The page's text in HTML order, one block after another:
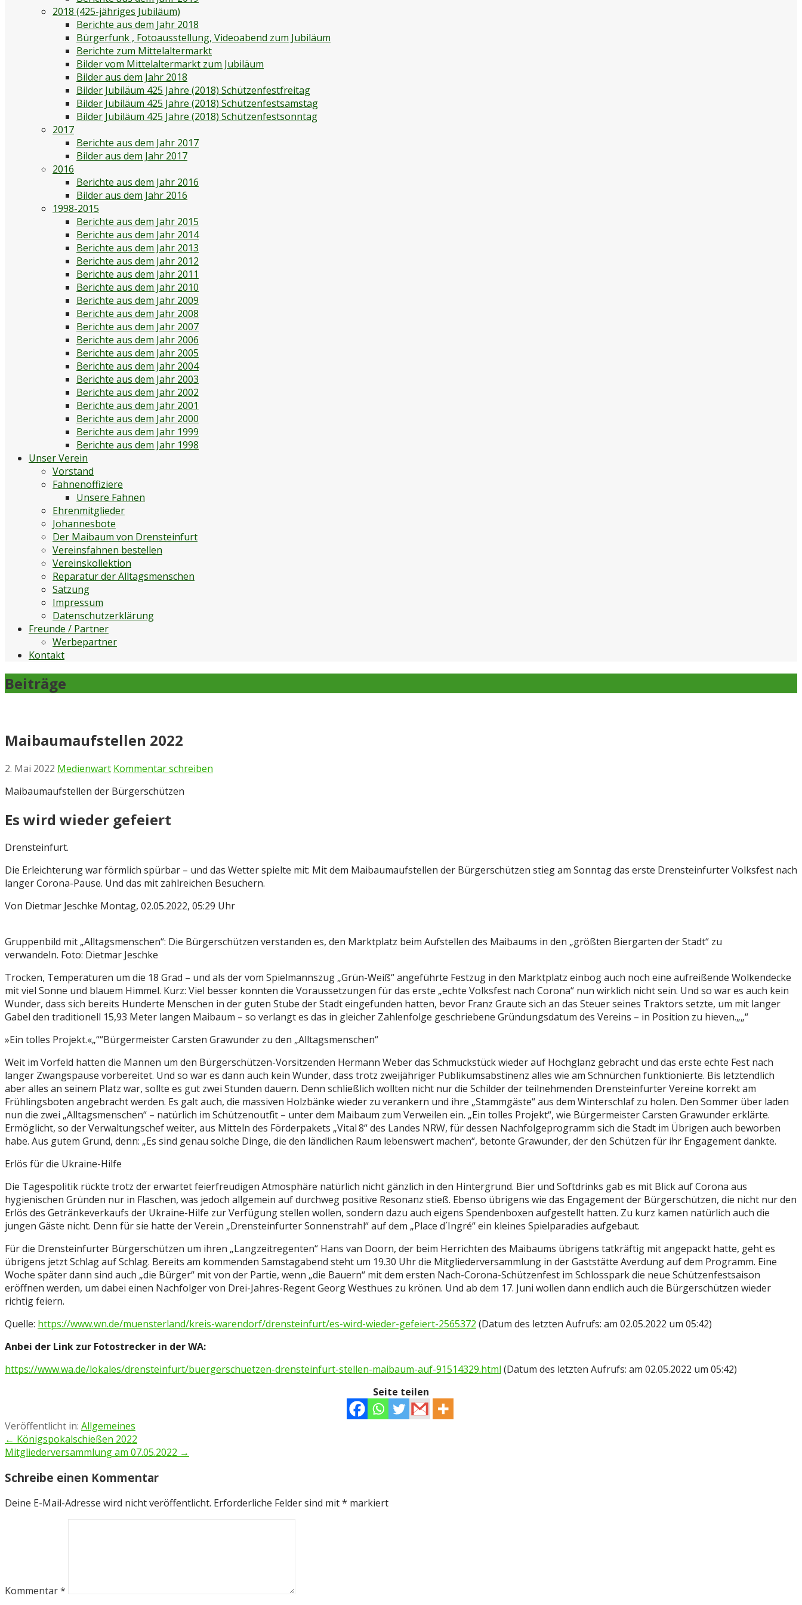
2018 (425-jähriges Jubiläum)
Berichte aus dem Jahr 2018
Bürgerfunk , Fotoausstellung, Videoabend zum Jubiläum
Berichte zum Mittelaltermarkt
Bilder vom Mittelaltermarkt zum Jubiläum
Bilder aus dem Jahr 2018
Bilder Jubiläum 425 Jahre (2018) Schützenfestfreitag
Bilder Jubiläum 425 Jahre (2018) Schützenfestsamstag
Bilder Jubiläum 425 Jahre (2018) Schützenfestsonntag
2017
Berichte aus dem Jahr 2017
Bilder aus dem Jahr 2017
2016
Berichte aus dem Jahr 2016
Bilder aus dem Jahr 2016
1998-2015
Berichte aus dem Jahr 2015
Berichte aus dem Jahr 2014
Berichte aus dem Jahr 2013
Berichte aus dem Jahr 2012
Berichte aus dem Jahr 2011
Berichte aus dem Jahr 2010
Berichte aus dem Jahr 2009
Berichte aus dem Jahr 2008
Berichte aus dem Jahr 2007
Berichte aus dem Jahr 2006
Berichte aus dem Jahr 2005
Berichte aus dem Jahr 2004
Berichte aus dem Jahr 2003
Berichte aus dem Jahr 2002
Berichte aus dem Jahr 2001
Berichte aus dem Jahr 2000
Berichte aus dem Jahr 1999
Berichte aus dem Jahr 1998
Unser Verein
Vorstand
Fahnenoffiziere
Unsere Fahnen
Ehrenmitglieder
Johannesbote
Der Maibaum von Drensteinfurt
Vereinsfahnen bestellen
Vereinskollektion
Reparatur der Alltagsmenschen
Satzung
Impressum
Datenschutzerklärung
Freunde / Partner
Werbepartner
Kontakt
Beiträge
Maibaumaufstellen 2022
2. Mai 2022 Medienwart Kommentar schreiben
Maibaumaufstellen der Bürgerschützen
Es wird wieder gefeiert
Drensteinfurt.
Die Erleichterung war förmlich spürbar – und das Wetter spielte mit: Mit dem Maibaumaufstellen der Bürgerschützen stieg am Sonntag das erste Drensteinfurter Volksfest nach
langer Corona-Pause. Und das mit zahlreichen Besuchern.
Von Dietmar Jeschke Montag, 02.05.2022, 05:29 Uhr
Gruppenbild mit „Alltagsmenschen“: Die Bürgerschützen verstanden es, den Marktplatz beim Aufstellen des Maibaums in den „größten Biergarten der Stadt“ zu
verwandeln. Foto: Dietmar Jeschke
Trocken, Temperaturen um die 18 Grad – und als der vom Spielmannszug „Grün-Weiß“ angeführte Festzug in den Marktplatz einbog auch noch eine aufreißende Wolkendecke
mit viel Sonne und blauem Himmel. Kurz: Viel besser konnten die Voraussetzungen für das erste „echte Volksfest nach Corona“ nun wirklich nicht sein. Und so war es auch kein
Wunder, dass sich bereits Hunderte Menschen in der guten Stube der Stadt eingefunden hatten, bevor Franz Graute sich an das Steuer seines Traktors setzte, um mit langer
Gabel den traditionell 15,93 Meter langen Maibaum – so verlangt es das in gleicher Zahlenfolge geschriebene Gründungsdatum des Vereins – in Position zu hieven. „
»Ein tolles Projekt.« “ Bürgermeister Carsten Grawunder zu den „Alltagsmenschen“
Weit im Vorfeld hatten die Mannen um den Bürgerschützen-Vorsitzenden Hermann Weber das Schmuckstück wieder auf Hochglanz gebracht und das erste echte Fest nach
langer Zwangspause vorbereitet. Und so war es dann auch kein Wunder, dass trotz zweijähriger Publikumsabstinenz alles wie am Schnürchen funktionierte. Bis letztendlich
aber alles an seinem Platz war, sollte es gut zwei Stunden dauern. Denn schließlich wollten nicht nur die Schilder der teilnehmenden Drensteinfurter Vereine korrekt am
Frühlingsboten angebracht werden. Es galt auch, die massiven Holzbänke wieder zu verankern und ihre „Stammgäste“ aus dem Winterschlaf zu holen. Den Sommer über laden
nun die zwei „Alltagsmenschen“ – natürlich im Schützenoutfit – unter dem Maibaum zum Verweilen ein. „Ein tolles Projekt“, wie Bürgermeister Carsten Grawunder erklärte.
Ermöglicht, so der Verwaltungschef weiter, aus Mitteln des Förderpakets „Vital 8“ des Landes NRW, für dessen Nachfolgeprogramm sich die Stadt im Übrigen auch beworben
habe. Aus gutem Grund, denn: „Es sind genau solche Dinge, die den ländlichen Raum lebenswert machen“, betonte Grawunder, der den Schützen für ihr Engagement dankte.
Erlös für die Ukraine-Hilfe
Die Tagespolitik rückte trotz der erwartet feierfreudigen Atmosphäre natürlich nicht gänzlich in den Hintergrund. Bier und Softdrinks gab es mit Blick auf Corona aus
hygienischen Gründen nur in Flaschen, was jedoch allgemein auf durchweg positive Resonanz stieß. Ebenso übrigens wie das Engagement der Bürgerschützen, die nicht nur den
Erlös des Getränkeverkaufs der Ukraine-Hilfe zur Verfügung stellen wollen, sondern dazu auch eigens Spendenboxen aufgestellt hatten. Zu kurz kamen natürlich auch die
jungen Gäste nicht. Denn für sie hatte der Verein „Drensteinfurter Sonnenstrahl“ auf dem „Place d´Ingré“ ein kleines Spielparadies aufgebaut.
Für die Drensteinfurter Bürgerschützen um ihren „Langzeitregenten“ Hans van Doorn, der beim Herrichten des Maibaums übrigens tatkräftig mit angepackt hatte, geht es
übrigens jetzt Schlag auf Schlag. Bereits am kommenden Samstagabend steht um 19.30 Uhr die Mitgliederversammlung in der Gaststätte Averdung auf dem Programm. Eine
Woche später dann sind auch „die Bürger“ mit von der Partie, wenn „die Bauern“ mit dem ersten Nach-Corona-Schützenfest im Schlosspark die neue Schützenfestsaison
eröffnen werden, um dabei einen Nachfolger von Drei-Jahres-Regent Georg Westhues zu krönen. Und ab dem 17. Juni wollen dann endlich auch die Bürgerschützen wieder
richtig feiern.
Quelle: https://www.wn.de/muensterland/kreis-warendorf/drensteinfurt/es-wird-wieder-gefeiert-2565372 (Datum des letzten Aufrufs: am 02.05.2022 um 05:42)
Anbei der Link zur Fotostrecker in der WA:
https://www.wa.de/lokales/drensteinfurt/buergerschuetzen-drensteinfurt-stellen-maibaum-auf-91514329.html (Datum des letzten Aufrufs: am 02.05.2022 um 05:42)
Seite teilen
Veröffentlicht in: Allgemeines
Beitragsnavigation
← Königspokalschießen 2022
Mitgliederversammlung am 07.05.2022 →
Schreibe einen Kommentar
Deine E-Mail-Adresse wird nicht veröffentlicht. Erforderliche Felder sind mit* markiert
Kommentar*